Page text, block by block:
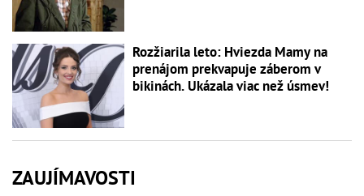
Rozžiarila leto: Hviezda Mamy na
prenájom prekvapuje záberom v
bikinách. Ukázala viac než úsmev!
ZAUJÍMAVOSTI